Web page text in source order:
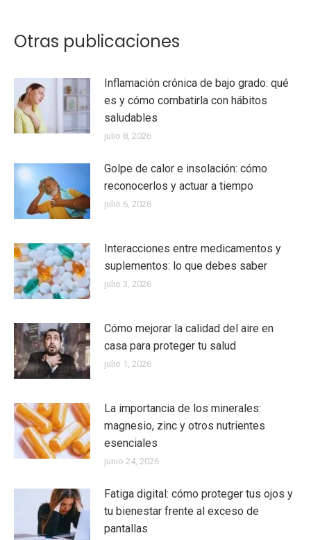
Otras publicaciones
Inflamación crónica de bajo grado: qué
es y cómo combatirla con hábitos
saludables
julio 8, 2026
Golpe de calor e insolación: cómo
reconocerlos y actuar a tiempo
julio 6, 2026
Interacciones entre medicamentos y
suplementos: lo que debes saber
julio 3, 2026
Cómo mejorar la calidad del aire en
casa para proteger tu salud
julio 1, 2026
La importancia de los minerales:
magnesio, zinc y otros nutrientes
esenciales
junio 24, 2026
Fatiga digital: cómo proteger tus ojos y
tu bienestar frente al exceso de
pantallas